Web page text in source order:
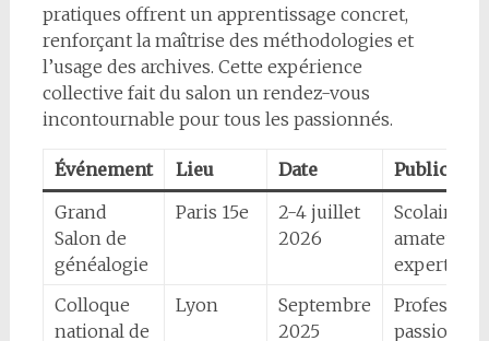
pratiques offrent un apprentissage concret,
renforçant la maîtrise des méthodologies et
l’usage des archives. Cette expérience
collective fait du salon un rendez-vous
incontournable pour tous les passionnés.
Événement Lieu Date
Public
Grand
Salon de
généalogie
Paris 15e
2-4 juillet
2026
Scolaires,
amateurs,
experts
Colloque
national de
Lyon
Septembre
2025
passionnés